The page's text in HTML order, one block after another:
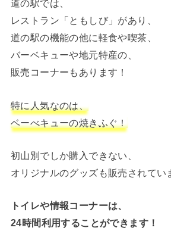
道の駅では、
レストラン「ともしび」があり、
道の駅の機能の他に軽食や喫茶、
バーベキューや地元特産の、
販売コーナーもあります！
特に人気なのは、
ベーべキューの焼きふぐ！
初山別でしか購入できない、
オリジナルのグッズも販売されてい
トイレや情報コーナーは、
24時間利用することができます！